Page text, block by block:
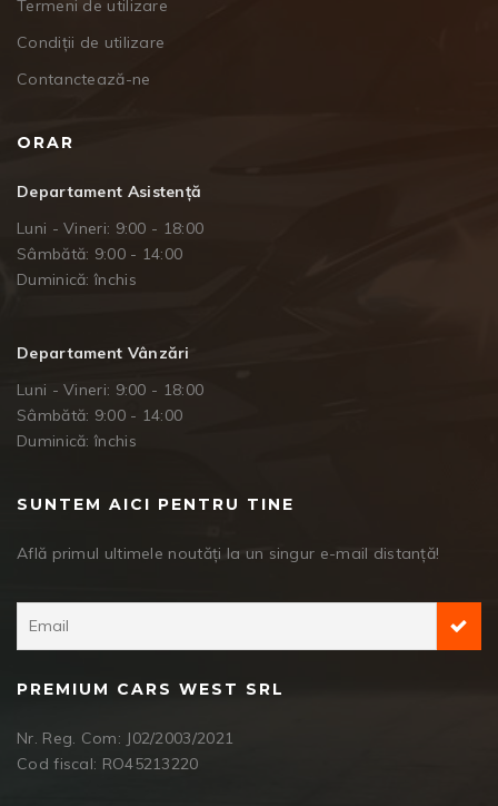
Termeni de utilizare
Condiții de utilizare
Contanctează-ne
ORAR
Departament Asistență
Luni - Vineri: 9:00 - 18:00
Sâmbătă: 9:00 - 14:00
Duminică: închis
Departament Vânzări
Luni - Vineri: 9:00 - 18:00
Sâmbătă: 9:00 - 14:00
Duminică: închis
SUNTEM AICI PENTRU TINE
Află primul ultimele noutăți la un singur e-mail distanță!
PREMIUM CARS WEST SRL
Nr. Reg. Com: J02/2003/2021
Cod fiscal: RO45213220